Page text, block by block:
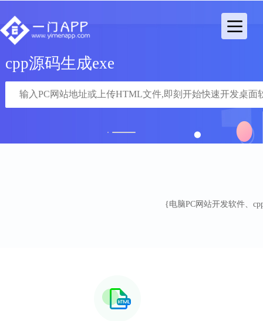
cpp源码生成exe
{电脑PC网站开发软件、